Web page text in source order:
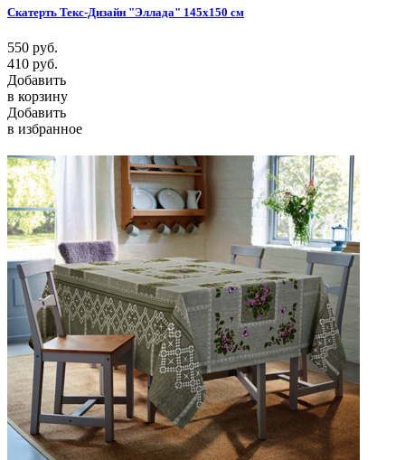
Скатерть Текс-Дизайн "Эллада" 145х150 см
550 руб.
410 руб.
Добавить
в корзину
Добавить
в избранное